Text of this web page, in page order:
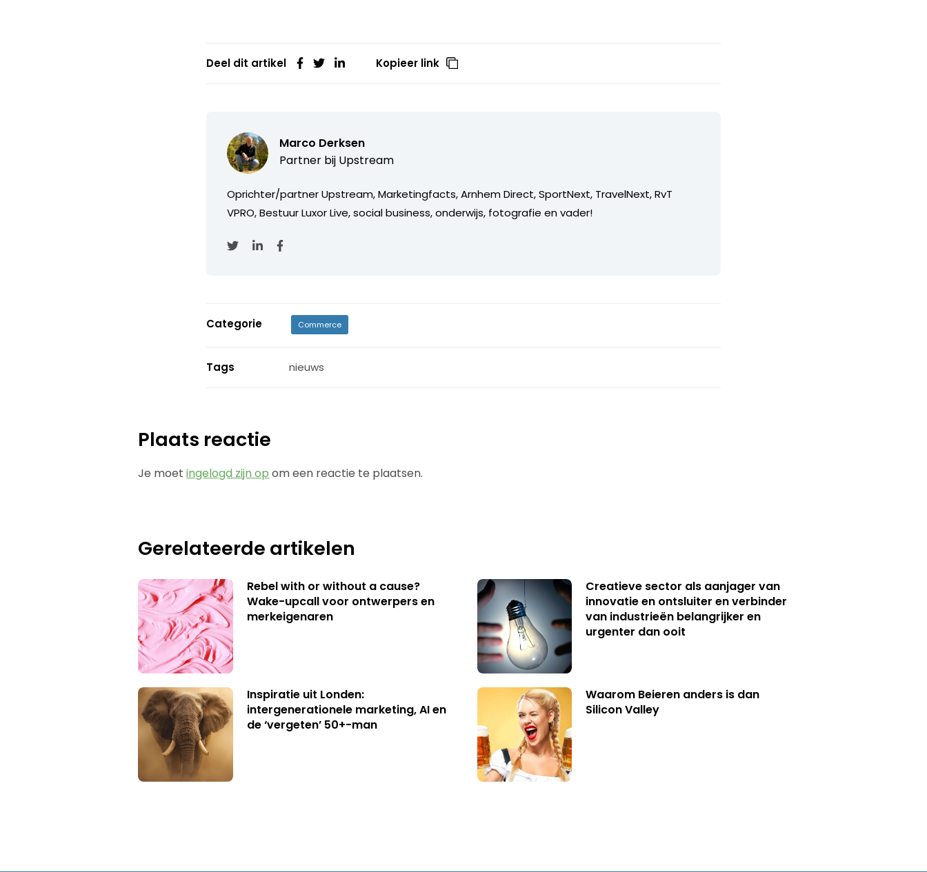
Deel dit artikel Kopieer link
Marco Derksen
Partner bij Upstream
Oprichter/partner Upstream, Marketingfacts, Arnhem Direct, SportNext, TravelNext, RvT
VPRO, Bestuur Luxor Live, social business, onderwijs, fotografie en vader!
Categorie Commerce
Tags nieuws
Plaats reactie
Je moetingelogd zijn op om een reactie te plaatsen.
Gerelateerde artikelen
Rebel with or without a cause?
Wake-upcall voor ontwerpers en
merkeigenaren
Creatieve sector als aanjager van
innovatie en ontsluiter en verbinder
van industrieën belangrijker en
urgenter dan ooit
Inspiratie uit Londen:
intergenerationele marketing, AI en
de ‘vergeten’ 50+-man
Waarom Beieren anders is dan
Silicon Valley